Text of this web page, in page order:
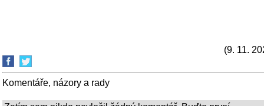
(9. 11.
Komentáře, názory a rady